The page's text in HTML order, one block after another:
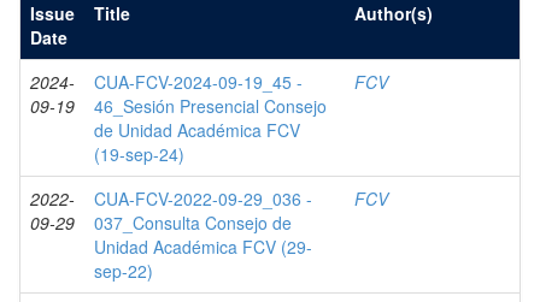
Issue
Date
Title Author(s)
2024-
09-19
CUA-FCV-2024-09-19_45 -
46_Sesión Presencial Consejo
de Unidad Académica FCV
(19-sep-24)
FCV
2022-
09-29
CUA-FCV-2022-09-29_036 -
037_Consulta Consejo de
Unidad Académica FCV (29-
sep-22)
FCV